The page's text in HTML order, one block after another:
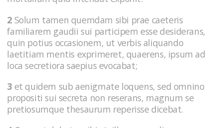
2 Solum tamen quemdam sibi prae caeteris
familiarem gaudii sui participem esse desiderans,
quin potius occasionem, ut verbis aliquando
laetitiam mentis exprimeret, quaerens, ipsum ad
loca secretiora saepius evocabat;
3 et quidem sub aenigmate loquens, sed omnino
propositi sui secreta non reserans, magnum se
pretiosumque thesaurum reperisse dicebat.